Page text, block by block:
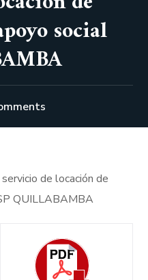
social
de locación de
QUILLABAMBA